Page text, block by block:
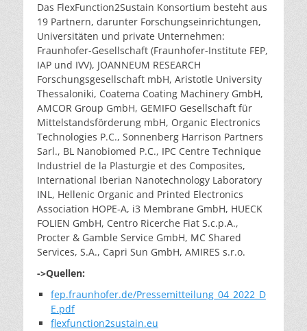
Das FlexFunction2Sustain Konsortium besteht aus
19 Partnern, darunter Forschungseinrichtungen,
Universitäten und private Unternehmen:
Fraunhofer-Gesellschaft (Fraunhofer-Institute FEP,
IAP und IVV), JOANNEUM RESEARCH
Forschungsgesellschaft mbH, Aristotle University
Thessaloniki, Coatema Coating Machinery GmbH,
AMCOR Group GmbH, GEMIFO Gesellschaft für
Mittelstandsförderung mbH, Organic Electronics
Technologies P.C., Sonnenberg Harrison Partners
Sarl., BL Nanobiomed P.C., IPC Centre Technique
Industriel de la Plasturgie et des Composites,
International Iberian Nanotechnology Laboratory
INL, Hellenic Organic and Printed Electronics
Association HOPE-A, i3 Membrane GmbH, HUECK
FOLIEN GmbH, Centro Ricerche Fiat S.c.p.A.,
Procter & Gamble Service GmbH, MC Shared
Services, S.A., Capri Sun GmbH, AMIRES s.r.o.
->Quellen:
fep.fraunhofer.de/Pressemitteilung_04_2022_D
E.pdf
flexfunction2sustain.eu